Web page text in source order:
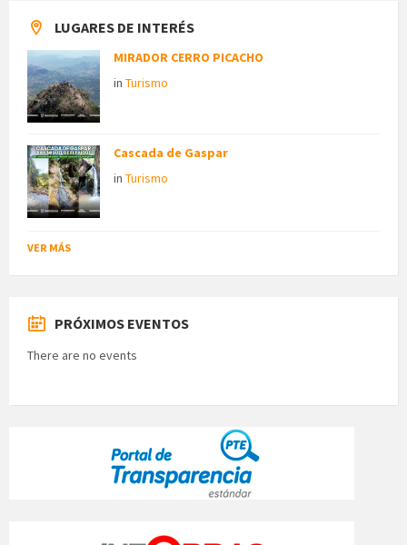
LUGARES DE INTERÉS
MIRADOR CERRO PICACHO
in Turismo
Cascada de Gaspar
in Turismo
VER MÁS
PRÓXIMOS EVENTOS
There are no events